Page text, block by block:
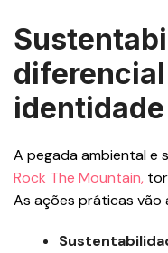
identidade
A pegada ambiental e
Rock The Mountain,
As ações práticas vão